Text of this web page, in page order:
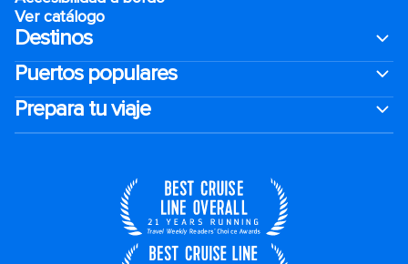
Ver catálogo
Destinos
Puertos populares
Prepara tu viaje